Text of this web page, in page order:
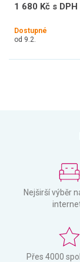
1 680 Kč s DPH
Dostupné
od 9.2.
Nejširší výběr
Přes 4000